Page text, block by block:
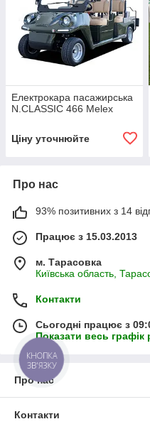
Електрокара пасажирська
N.CLASSIC 466 Melex
Ціну уточнюйте
Про нас
93% позитивних з 14
Працює з 15.03.2013
м. Тарасовка
Київська область,
Контакти
Сьогодні працює з
Показати весь графік
Про нас
Контакти
КНОПКА
ЗВ'ЯЗКУ